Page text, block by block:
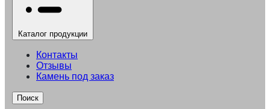
Каталог продукции
Контакты
Отзывы
Камень под заказ
Поиск